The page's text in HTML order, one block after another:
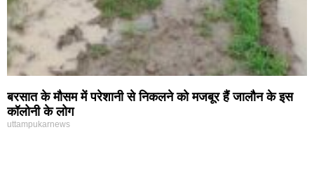
बरसात के मौसम में परेशानी से निकलने को मजबूर हैं जालौन के इस
कॉलोनी के लोग
uttampukarnews